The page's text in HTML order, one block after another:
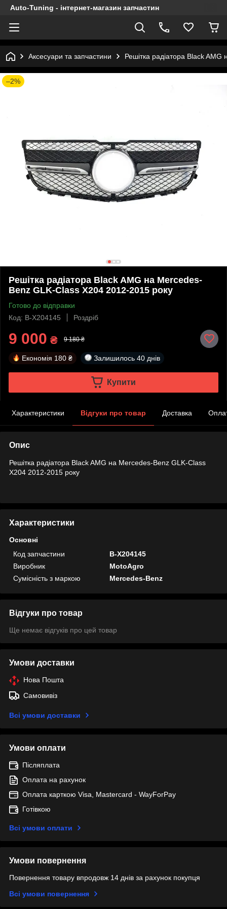
Auto-Tuning - інтернет-магазин запчастин
Аксесуари та запчастини Решітка радіатора Black
–2%
Решітка радіатора Black AMG на Mercedes-
Benz GLK-Class X204 2012-2015 року
Готово до відправки
Код: B-X204145
Роздріб
9 000 ₴ 9 180 ₴
Економія 180 ₴ Залишилось 40 днів
Купити
Характеристики Відгуки про товар Доставка
Опис
Решітка радіатора Black AMG на Mercedes-Benz GLK-Class
X204 2012-2015 року
Характеристики
Основні
Код запчастини
B-X204145
Виробник
MotoAgro
Сумісність з маркою
Mercedes-Benz
Відгуки про товар
Ще немає відгуків про цей товар
Умови доставки
Нова Пошта
Самовивіз
Всі умови доставки
Умови оплати
Післяплата
Оплата на рахунок
Оплата карткою Visa, Mastercard - WayForPay
Готівкою
Всі умови оплати
Умови повернення
Повернення товару впродовж 14 днів за рахунок покупця
Всі умови повернення